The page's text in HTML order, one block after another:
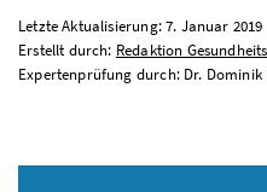
Letzte Aktualisierung: 7. Januar 2019
Erstellt durch: Redaktion
Expertenprüfung durch: Dr.